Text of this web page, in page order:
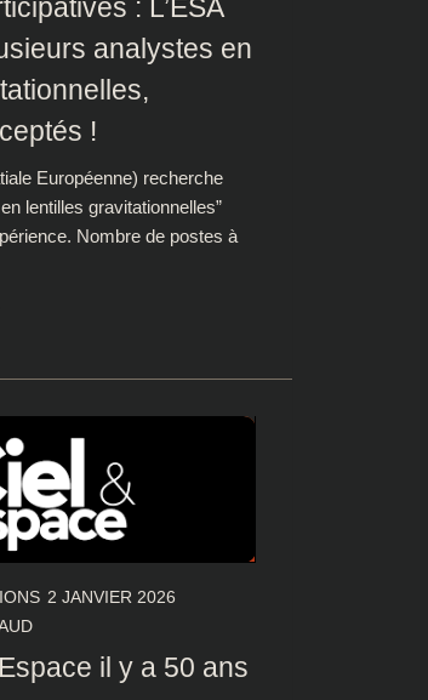
: L’ESA
analystes en
!
Européenne) recherche
lentilles gravitationnelles”
Nombre de postes à
2 JANVIER 2026
il y a 50 ans